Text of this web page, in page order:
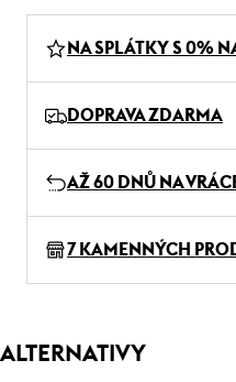
NA SPLÁTKY S 0%
DOPRAVA ZDARMA
AŽ 60 DNŮ NA
7 KAMENNÝCH
ALTERNATIVY